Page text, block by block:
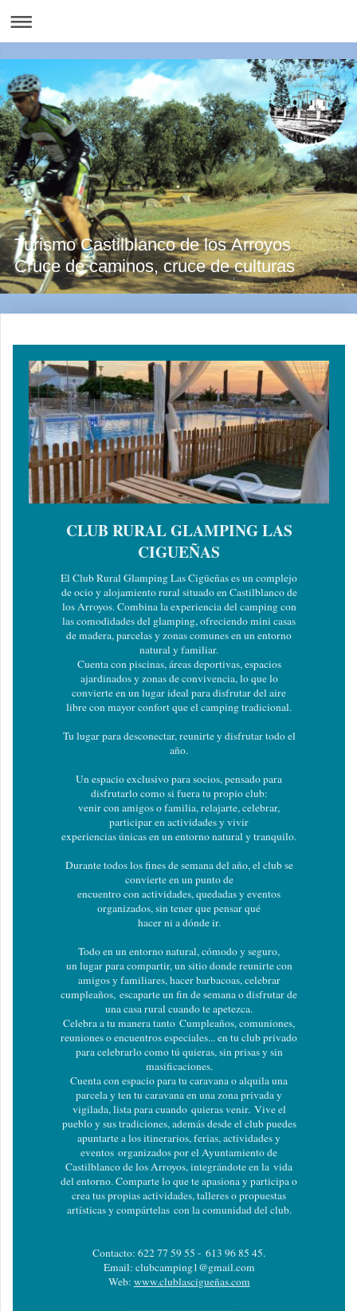
Turismo Castilblanco de los Arroyos
Cruce de caminos, cruce de culturas
CLUB RURAL GLAMPING LAS
CIGUEÑAS
El Club Rural Glamping Las Cigüeñas es un complejo
de ocio y alojamiento rural situado en Castilblanco de
los Arroyos. Combina la experiencia del camping con
las comodidades del glamping, ofreciendo mini casas
de madera, parcelas y zonas comunes en un entorno
natural y familiar.
Cuenta con piscinas, áreas deportivas, espacios
ajardinados y zonas de convivencia, lo que lo
convierte en un lugar ideal para disfrutar del aire
libre con mayor confort que el camping tradicional.
Tu lugar para desconectar, reunirte y disfrutar todo el
año.
Un espacio exclusivo para socios, pensado para
disfrutarlo como si fuera tu propio club:
venir con amigos o familia, relajarte, celebrar,
participar en actividades y vivir
experiencias únicas en un entorno natural y tranquilo.
Durante todos los fines de semana del año, el club se
convierte en un punto de
encuentro con actividades, quedadas y eventos
organizados, sin tener que pensar qué
hacer ni a dónde ir.
Todo en un entorno natural, cómodo y seguro,
un lugar para compartir, un sitio donde reunirte con
amigos y familiares, hacer barbacoas, celebrar
cumpleaños, escaparte un fin de semana o disfrutar de
una casa rural cuando te apetezca.
Celebra a tu manera tanto Cumpleaños, comuniones,
reuniones o encuentros especiales... en tu club privado
para celebrarlo como tú quieras, sin prisas y sin
masificaciones.
Cuenta con espacio para tu caravana o alquila una
parcela y ten tu caravana en una zona privada y
vigilada, lista para cuando quieras venir. Vive el
pueblo y sus tradiciones, además desde el club puedes
apuntarte a los itinerarios, ferias, actividades y
eventos organizados por el Ayuntamiento de
Castilblanco de los Arroyos, integrándote en la vida
del entorno. Comparte lo que te apasiona y participa o
crea tus propias actividades, talleres o propuestas
artísticas y compártelas con la comunidad del club.
Contacto: 622 77 59 55 - 613 96 85 45.
Email: clubcamping1@gmail.com
Web: www.clublascigueñas.com